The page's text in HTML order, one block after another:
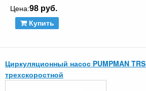
Цена:98 руб.
Купить
Циркуляционный насос PUMPMAN
трехскоростной